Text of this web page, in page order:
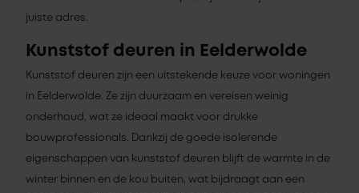
juiste adres.
Kunststof deuren in Eelderwolde
Kunststof deuren zijn een uitstekende keuze voor woningen
in Eelderwolde. Ze zijn duurzaam en vereisen weinig
onderhoud, wat ze ideaal maakt voor drukke
bouwprofessionals. Dankzij de goede isolerende
eigenschappen van kunststof deuren blijft de warmte in de
winter binnen en de kou buiten, wat bijdraagt aan een